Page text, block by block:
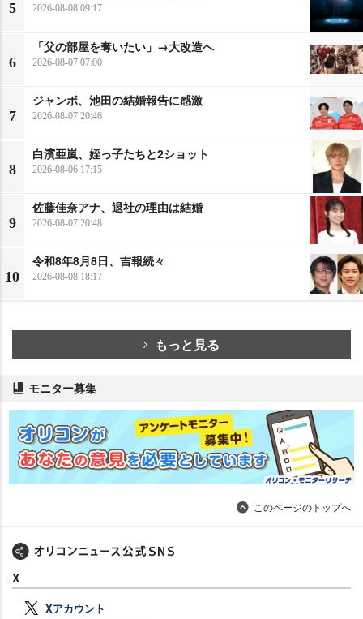
5 2026-08-08 09:17
6
「父の部屋を奪いたい」→大改造へ
2026-08-07 07:00
7
ジャンボ、池田の結婚報告に感激
2026-08-07 20:46
8
白濱亜嵐、姪っ子たちと2ショット
2026-08-06 17:15
9
佐藤佳奈アナ、退社の理由は結婚
2026-08-07 20:48
10
令和8年8月8日、吉報続々
2026-08-08 18:17
もっと見る
モニター募集
このページのトップへ
X
Xアカウント